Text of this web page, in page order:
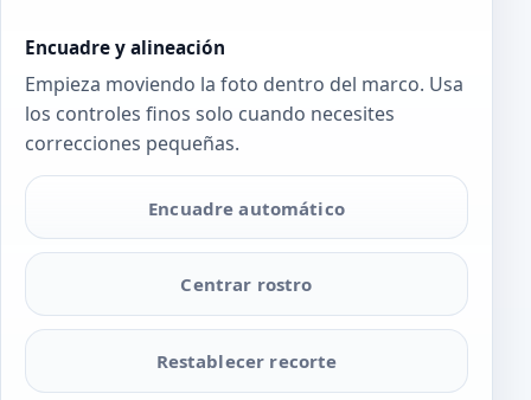
Encuadre y alineación
Empieza moviendo la foto dentro del marco. Usa
los controles finos solo cuando necesites
correcciones pequeñas.
Encuadre automático
Centrar rostro
Restablecer recorte